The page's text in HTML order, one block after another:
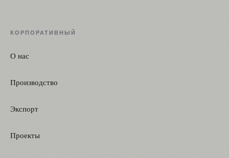
КОРПОРАТИВНЫЙ
О нас
Производство
Экспорт
Проекты